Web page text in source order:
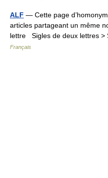
ALF — Cette page
articles partageant un même
lettre Sigles de deux lettres
Français